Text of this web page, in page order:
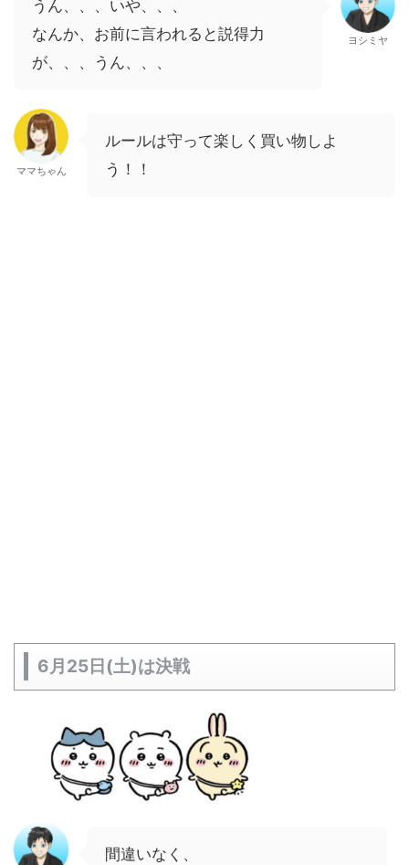
うん、、、いや、、、
なんか、お前に言われると説得力
が、、、うん、、、
ヨシミヤ
ママちゃん
ルールは守って楽しく買い物しよ
う！！
6月25日(土)は決戦
間違いなく、